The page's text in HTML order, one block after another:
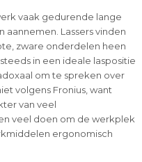
vaak gedurende lange
Lassers vinden
zware onderdelen heen
in een ideale laspositie
om te spreken over
volgens Fronius, want
van veel
veel doen om de werkplek
ergonomisch